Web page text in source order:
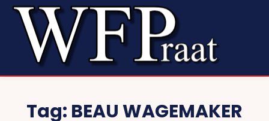
Tag: BEAU WAGEMAKER